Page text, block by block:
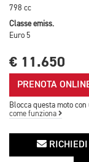
798 cc
Classe emiss.
Euro 5
€ 11.650
PRENOTA
Blocca questa moto
come funziona
RICHIEDI